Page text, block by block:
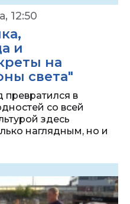
12:50
и
на
света"
превратился в
со всей
здесь
наглядным, но и